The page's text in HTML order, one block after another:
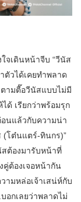
จเดินหน้าจีบ “วีนัส
ตัวได้เคยทำพลาด
ามตื๊อวีนัสแบบไม่มี
ด้ เรียกว่าพร้อมรุก
นแล้วกับความน่า
(โต๋นแตร์-ทินกร)”
ต้องมารับหน้าที่
คู่ต้องเจอหน้ากัน
มหล่อเจ้าเสน่ห์กับ
อกเลยว่าพลาดไม่